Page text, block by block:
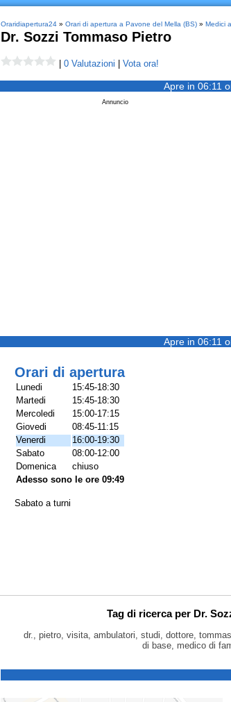
Oraridiapertura24» Orari di apertura a Pavone del Mella (BS)» Medici
Dr. Sozzi Tommaso Pietro
0 Valutazioni Vota ora!
Apre in 06:11
Annuncio
Apre in 06:11
Orari di apertura
Lunedi
15:45-18:30
Martedi
15:45-18:30
Mercoledi
15:00-17:15
Giovedi
08:45-11:15
Venerdi
16:00-19:30
Sabato
08:00-12:00
Domenica
chiuso
Adesso sono le ore 09:49
Sabato a turni
Tag di ricerca per Dr.
dr., pietro, visita, ambulatori, studi, dottore,
di base, medico di